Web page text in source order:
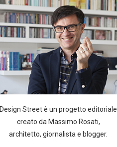
Design Street è un progetto editoriale
creato da Massimo Rosati,
architetto, giornalista e blogger.